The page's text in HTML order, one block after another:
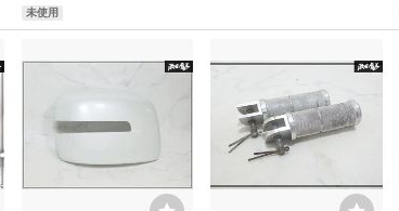
未使用